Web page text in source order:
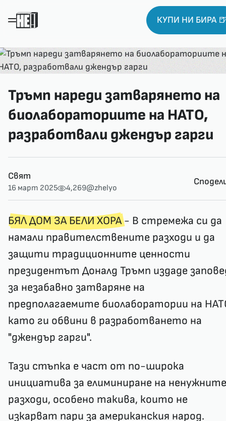
КУПИ НИ БИРА
Тръмп нареди затварянето на
биолабораториите на НАТО,
разработвали джендър гарги
Свят
16 март 2025 4,269@zhelyo
БЯЛ ДОМ ЗА БЕЛИ ХОРА- В стремежа си да
намали правителствените разходи и да
защити традиционните ценности
президентът Доналд Тръмп издаде
за незабавно затваряне на
предполагаемите биолаборатории на
като ги обвини в разработването на
"джендър гарги".
Тази стъпка е част от по-широка
инициатива за елиминиране на ненужните
разходи, особено такива, които не
изкарват пари за американския народ.